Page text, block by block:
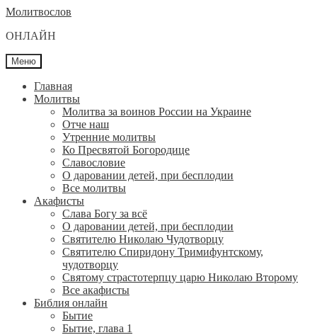
Перейти
навигации
Перейти
содержимому
Молитвослов
ОНЛАЙН
Меню
Главная
Молитвы
Молитва за воинов России на Украине
Отче наш
Утренние молитвы
Ко Пресвятой Богородице
Славословие
О даровании детей, при бесплодии
Вcе молитвы
Акафисты
Слава Богу за всё
О даровании детей, при бесплодии
Святителю Николаю Чудотворцу
Святителю Спиридону Тримифунтскому,
чудотворцу
Святому страстотерпцу царю Николаю Второму
Все акафисты
Библия онлайн
Бытие
Бытие, глава 1